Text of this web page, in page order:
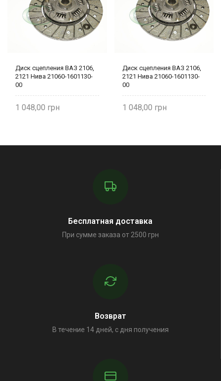
Диск сцепления ВАЗ 2106,
2121 Нива 21060-1601130-
00
1 048,00
Диск сцепления ВАЗ 2106,
2121 Нива 21060-1601130-
00
1 048,00
Бесплатная доставка
При сумме заказа от 2500 грн
Возврат
В течение 14 дней, с дня получения